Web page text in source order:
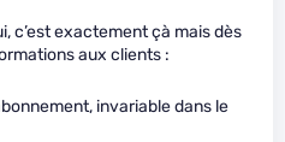
c’est exactement çà mais dès
aux clients :
invariable dans le